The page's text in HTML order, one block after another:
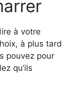
à votre
à plus tard
pouvez pour
qu’ils